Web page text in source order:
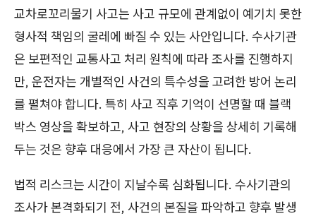
교차로꼬리물기 사고는 사고 규모에 관계없이 예기치 못한
형사적 책임의 굴레에 빠질 수 있는 사안입니다. 수사기관
은 보편적인 교통사고 처리 원칙에 따라 조사를 진행하지
만, 운전자는 개별적인 사건의 특수성을 고려한 방어 논리
를 펼쳐야 합니다. 특히 사고 직후 기억이 선명할 때 블랙
박스 영상을 확보하고, 사고 현장의 상황을 상세히 기록해
두는 것은 향후 대응에서 가장 큰 자산이 됩니다.
법적 리스크는 시간이 지날수록 심화됩니다. 수사기관의
조사가 본격화되기 전, 사건의 본질을 파악하고 향후 발생